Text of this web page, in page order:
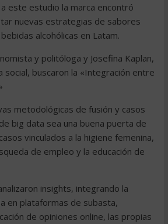
este estudio la marca encontró
nuevas estrategias de sabores
alcohólicas en Latam.
y politóloga y Josefina Kaplan,
social, buscaron la «Integración entre
metodológicas de fusión y casos
big data sea una buena puerta de
vinculados a la higiene femenina,
de empleo y la educación de
insights, integrando la
en plataformas de subasta,
de opiniones online, las propias